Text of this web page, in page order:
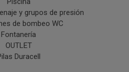
y grupos de presión
de bombeo WC
Fontanería
OUTLET
Duracell